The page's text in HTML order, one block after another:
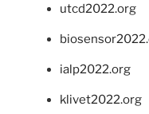
utcd2022.org
ialp2022.org
klivet2022.org